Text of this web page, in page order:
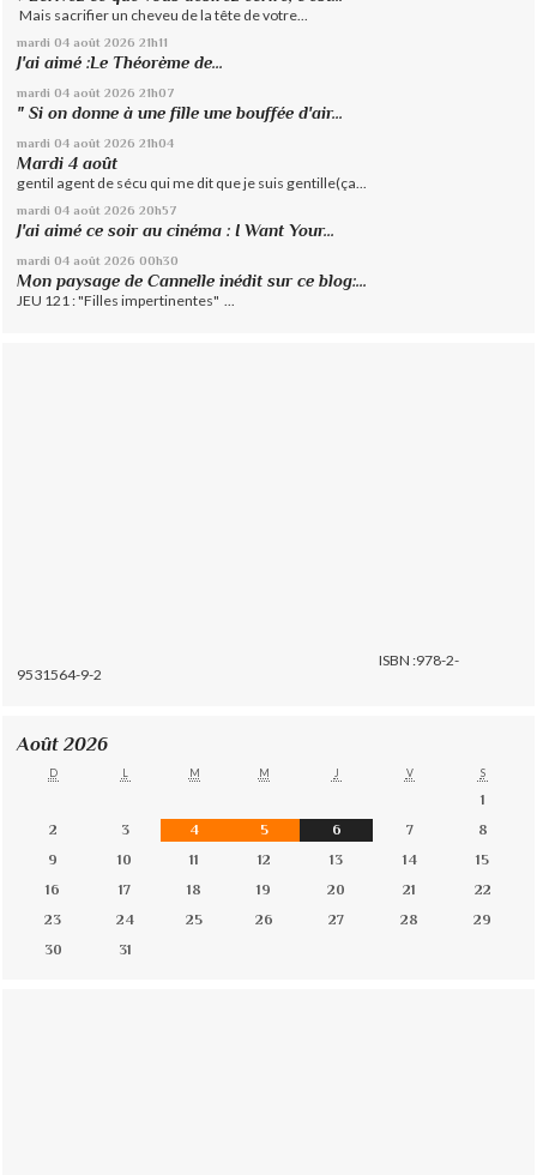
Mais sacrifier un cheveu de la tête de votre...
mardi 04 août 2026 21h11
J'ai aimé :Le Théorème de...
mardi 04 août 2026 21h07
" Si on donne à une fille une bouffée d'air...
mardi 04 août 2026 21h04
Mardi 4 août
gentil agent de sécu qui me dit que je suis gentille(ça...
mardi 04 août 2026 20h57
J'ai aimé ce soir au cinéma : I Want Your...
mardi 04 août 2026 00h30
Mon paysage de Cannelle inédit sur ce blog:...
JEU 121 : "Filles impertinentes" ...
ISBN :978-2-
9531564-9-2
Août 2026
D L M M J V S
1
2
3 4 5 6 7
8
9
10 11 12 13 14
15
16
17 18 19 20 21
22
23
24 25 26 27 28
29
30
31